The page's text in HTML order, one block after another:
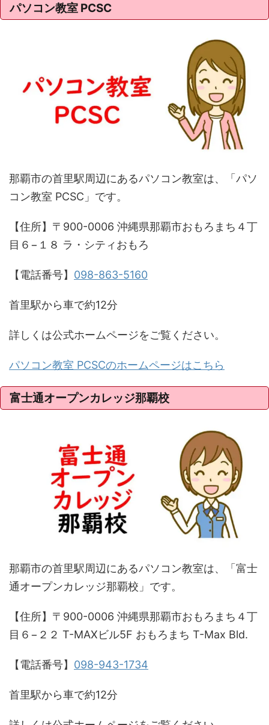
パソコン教室 PCSC
那覇市の首里駅周辺にあるパソコン教室は、「パソ
コン教室 PCSC」です。
【住所】〒900-0006 沖縄県那覇市おもろまち４丁
目６−１８ ラ・シティおもろ
【電話番号】 098-863-5160
首里駅から車で約12分
詳しくは公式ホームページをご覧ください。
パソコン教室 PCSCのホームページはこちら
富士通オープンカレッジ那覇校
那覇市の首里駅周辺にあるパソコン教室は、「富士
通オープンカレッジ那覇校」です。
【住所】〒900-0006 沖縄県那覇市おもろまち４丁
目６−２２ T-MAXビル5F おもろまち T-Max Bld.
【電話番号】 098-943-1734
首里駅から車で約12分